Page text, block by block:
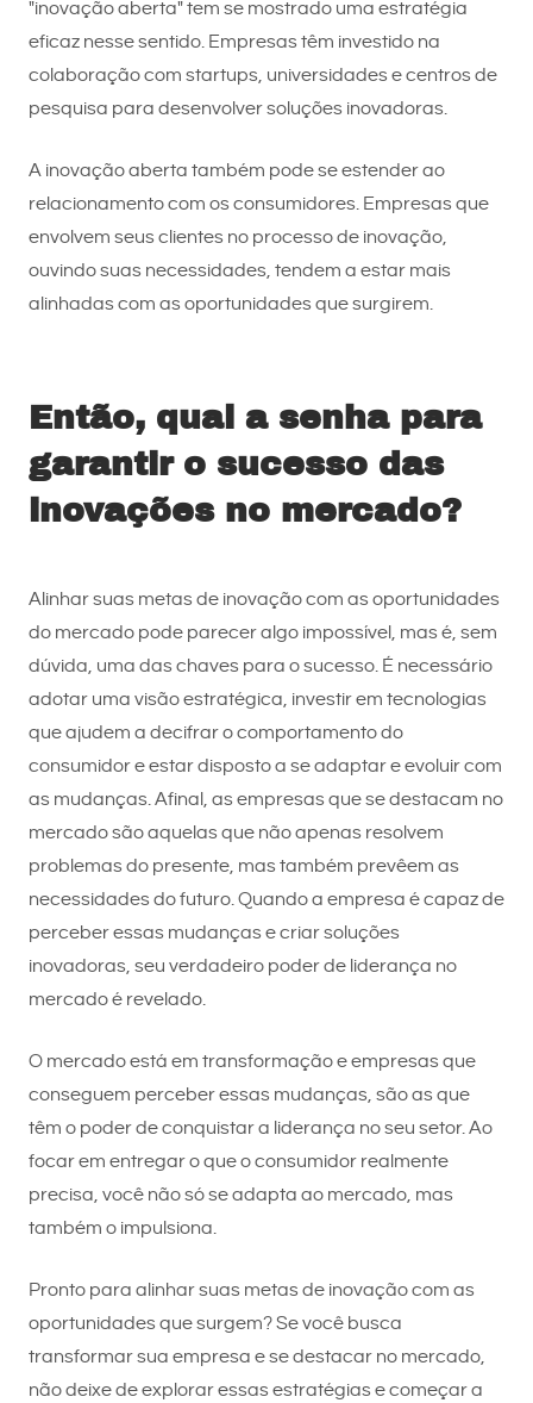
"inovação aberta" tem se mostrado uma estratégia
eficaz nesse sentido. Empresas têm investido na
colaboração com startups, universidades e centros de
pesquisa para desenvolver soluções inovadoras.
A inovação aberta também pode se estender ao
relacionamento com os consumidores. Empresas que
envolvem seus clientes no processo de inovação,
ouvindo suas necessidades, tendem a estar mais
alinhadas com as oportunidades que surgirem.
Então, qual a senha para
garantir o sucesso das
inovações no mercado?
Alinhar suas metas de inovação com as oportunidades
do mercado pode parecer algo impossível, mas é, sem
dúvida, uma das chaves para o sucesso. É necessário
adotar uma visão estratégica, investir em tecnologias
que ajudem a decifrar o comportamento do
consumidor e estar disposto a se adaptar e evoluir com
as mudanças. Afinal, as empresas que se destacam no
mercado são aquelas que não apenas resolvem
problemas do presente, mas também prevêem as
necessidades do futuro. Quando a empresa é capaz de
perceber essas mudanças e criar soluções
inovadoras, seu verdadeiro poder de liderança no
mercado é revelado.
O mercado está em transformação e empresas que
conseguem perceber essas mudanças, são as que
têm o poder de conquistar a liderança no seu setor. Ao
focar em entregar o que o consumidor realmente
precisa, você não só se adapta ao mercado, mas
também o impulsiona.
Pronto para alinhar suas metas de inovação com as
oportunidades que surgem? Se você busca
transformar sua empresa e se destacar no mercado,
não deixe de explorar essas estratégias e começar a